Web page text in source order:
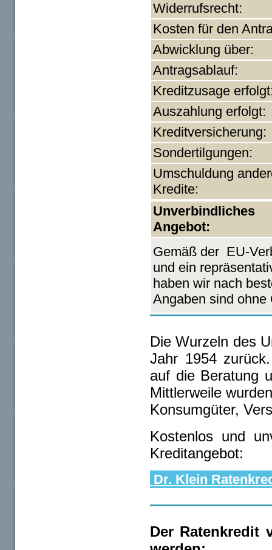
Widerrufsrecht:
Kosten für den
Abwicklung über:
Antragsablauf:
Kreditzusage
Auszahlung erfolgt:
Kreditversicherung:
Sondertilgungen:
Umschuldung
Kredite:
Unverbindliches
Angebot:
Gemäß der EU-
und ein
haben wir nach
Angaben sind
Die Wurzeln des
Jahr 1954
auf die Beratung
Mittlerweile
Konsumgüter,
Kostenlos und
Kreditangebot:
Dr. Klein
Der Ratenkredit